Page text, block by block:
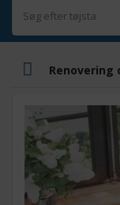
Renovering